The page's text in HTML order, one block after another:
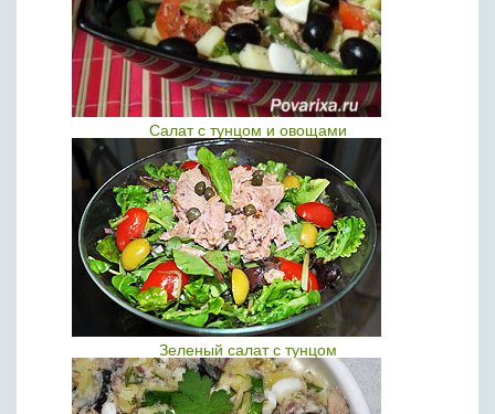
Салат с тунцом и овощами
Зеленый салат с тунцом